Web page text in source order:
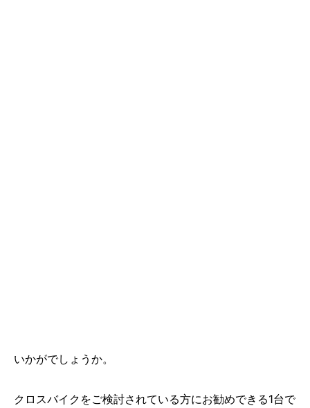
いかがでしょうか。
クロスバイクをご検討されている方にお勧めできる1台で